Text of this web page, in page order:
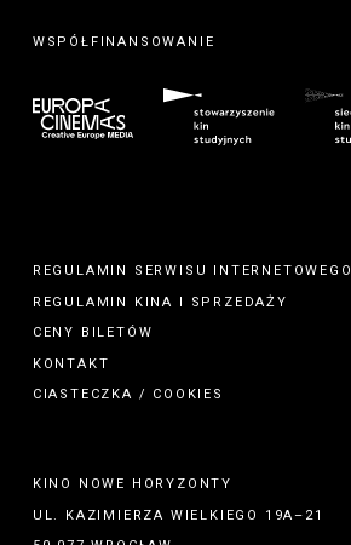
WSPÓŁFINANSOWANIE
REGULAMIN SERWISU INTERNETOWEGO
REGULAMIN KINA I
SPRZEDAŻY
CENY BILETÓW
KONTAKT
CIASTECZKA / COOKIES
KINO NOWE HORYZONTY
UL. KAZIMIERZA WIELKIEGO 19A–21